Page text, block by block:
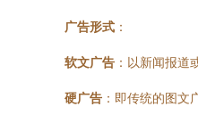
广告形式 ：
软文广告 ：以新闻报
硬广告 ：即传统的图文